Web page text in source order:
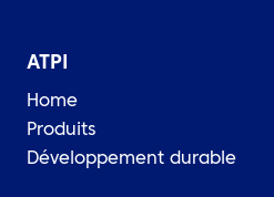
ATPI
Home
Produits
Développement durable